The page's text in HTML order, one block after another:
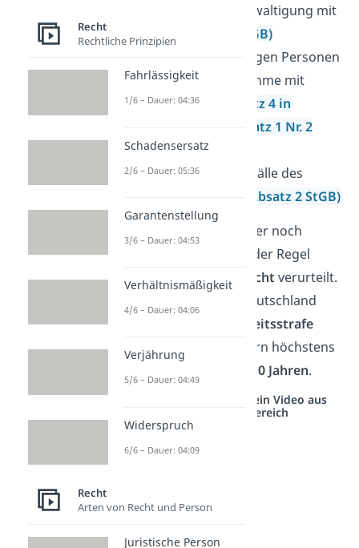
Nötigung und Vergewaltigung mit
Todesfolge
(§ 178 StGB)
Kriegsverbrechen gegen Personen
in Form der Geiselnahme mit
Todesfolge(§ 8 Absatz 4 in
Verbindung mit Absatz 1 Nr. 2
VStGB)
besonders schwere Fälle des
(§ 94 Absatz 2 StGB)
Ist ein Straftäter noch
minderjährig, wird er in der Regel
nach dem Jugendstrafrecht verurteilt.
In diesem Fall kann in Deutschland
keine lebenslange Freiheitsstrafe
verhängt werden, sondern höchstens
10 Jahren.
Studyflix vernetzt: Hier ein Video aus
einem anderen Bereich
Recht
Rechtliche Prinzipien
Fahrlässigkeit
1/6 – Dauer: 04:36
Schadensersatz
2/6 – Dauer: 05:36
Garantenstellung
3/6 – Dauer: 04:53
Verhältnismäßigkeit
4/6 – Dauer: 04:06
Verjährung
5/6 – Dauer: 04:49
Widerspruch
6/6 – Dauer: 04:09
Recht
Arten von Recht und Person
Juristische Person